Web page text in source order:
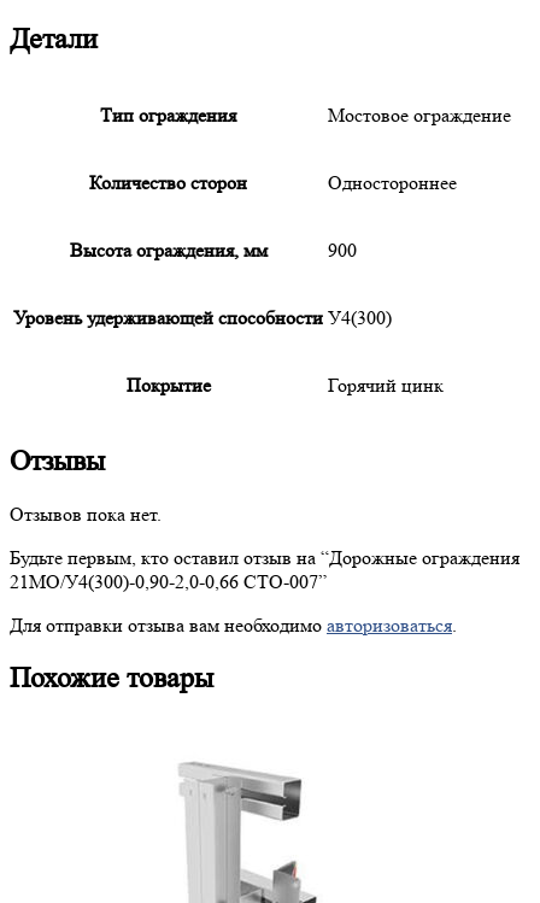
Детали
Тип ограждения Мостовое ограждение
Количество сторон Одностороннее
Высота ограждения, мм 900
Уровень удерживающей способности У4(300)
Покрытие Горячий цинк
Отзывы
Отзывов пока нет.
Будьте первым, кто оставил отзыв на “Дорожные ограждения
21МО/У4(300)-0,90-2,0-0,66 СТО-007”
Для отправки отзыва вам необходимо авторизоваться
Похожие товары